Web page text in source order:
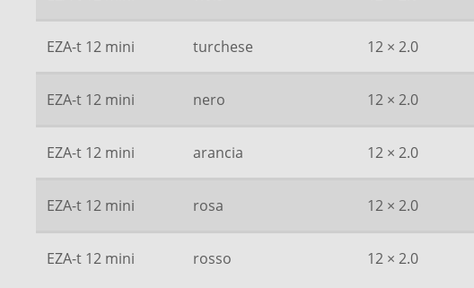
EZA-t 12 mini turchese 12 × 2.0
EZA-t 12 mini nero 12 × 2.0
EZA-t 12 mini arancia 12 × 2.0
EZA-t 12 mini rosa 12 × 2.0
EZA-t 12 mini rosso 12 × 2.0